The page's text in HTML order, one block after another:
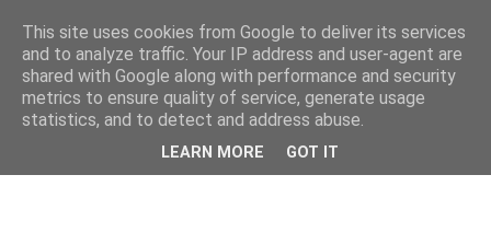
This site uses cookies from Google to deliver its services
and to analyze traffic. Your IP address and user-agent are
shared with Google along with performance and security
metrics to ensure quality of service, generate usage
statistics, and to detect and address abuse.
LEARN MORE GOT IT